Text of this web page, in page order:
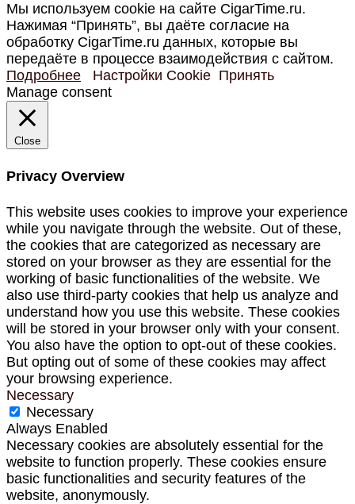
Мы используем cookie на сайте CigarTime.ru.
Нажимая “Принять”, вы даёте согласие на
обработку CigarTime.ru данных, которые вы
передаёте в процессе взаимодействия с сайтом.
Подробнее
Настройки Cookie Принять
Manage consent
Close
Privacy Overview
This website uses cookies to improve your experience
while you navigate through the website. Out of these,
the cookies that are categorized as necessary are
stored on your browser as they are essential for the
working of basic functionalities of the website. We
also use third-party cookies that help us analyze and
understand how you use this website. These cookies
will be stored in your browser only with your consent.
You also have the option to opt-out of these cookies.
But opting out of some of these cookies may affect
your browsing experience.
Necessary
Necessary
Always Enabled
Necessary cookies are absolutely essential for the
website to function properly. These cookies ensure
basic functionalities and security features of the
website, anonymously.